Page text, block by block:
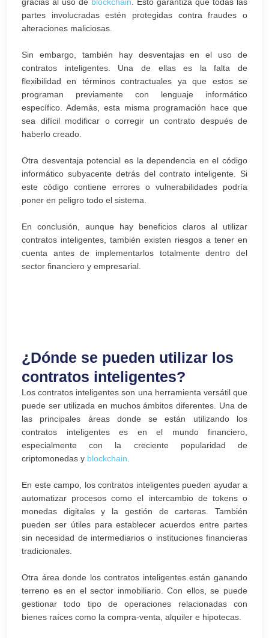
gracias al uso de blockchain . Esto garantiza que todas las
partes involucradas estén protegidas contra fraudes o
alteraciones maliciosas.
Sin embargo, también hay desventajas en el uso de
contratos inteligentes. Una de ellas es la falta de
flexibilidad en términos contractuales ya que estos se
programan previamente con lenguaje informático
específico. Además, esta misma programación hace que
sea difícil modificar o corregir un contrato después de
haberlo creado.
Otra desventaja potencial es la dependencia en el código
informático subyacente detrás del contrato inteligente. Si
este código contiene errores o vulnerabilidades podría
poner en peligro todo el sistema.
En conclusión, aunque hay beneficios claros al utilizar
contratos inteligentes, también existen riesgos a tener en
cuenta antes de implementarlos totalmente dentro del
sector financiero y empresarial.
¿Dónde se pueden utilizar los
contratos inteligentes?
Los contratos inteligentes son una herramienta versátil que
puede ser utilizada en muchos ámbitos diferentes. Una de
las principales áreas donde se están utilizando los
contratos inteligentes es en el mundo financiero,
especialmente con la creciente popularidad de
criptomonedas y blockchain
En este campo, los contratos inteligentes pueden ayudar a
automatizar procesos como el intercambio de tokens o
monedas digitales y la gestión de carteras. También
pueden ser útiles para establecer acuerdos entre partes
sin necesidad de intermediarios o instituciones financieras
tradicionales.
Otra área donde los contratos inteligentes están ganando
terreno es en el sector inmobiliario. Con ellos, se puede
gestionar todo tipo de operaciones relacionadas con
bienes raíces como la compra-venta, alquiler e hipotecas.